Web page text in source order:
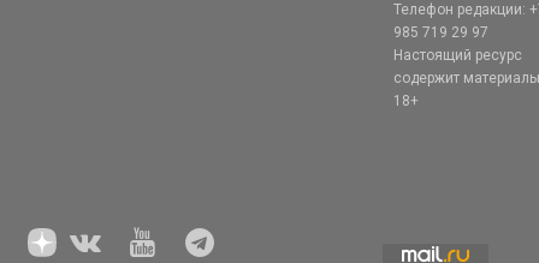
Телефон редакции:
985 719 29 97
Настоящий ресурс
содержит
18+